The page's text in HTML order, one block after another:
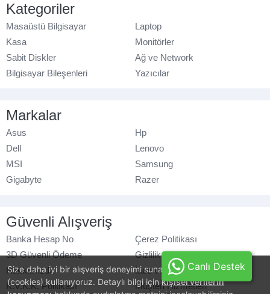
Size daha iyi bir alışveriş deneyimi sunabilmek için, çerezler
(cookies) kullanıyoruz. Detaylı bilgi için kişisel verilerin
Kategoriler
Masaüstü Bilgisayar
Laptop
Kasa
Monitörler
Sabit Diskler
Ağ ve Network
Bilgisayar Bileşenleri
Yazıcılar
Markalar
Asus
Hp
Dell
Lenovo
MSI
Samsung
Gigabyte
Razer
Güvenli Alışveriş
Banka Hesap No
Çerez Politikası
3D Güvenli Ödeme
Gizlilik Politikası
Hakkımızda
İade ve Değişim
K.V.K.K. Politikası
Müşteri Hizmetleri
Canlı Destek